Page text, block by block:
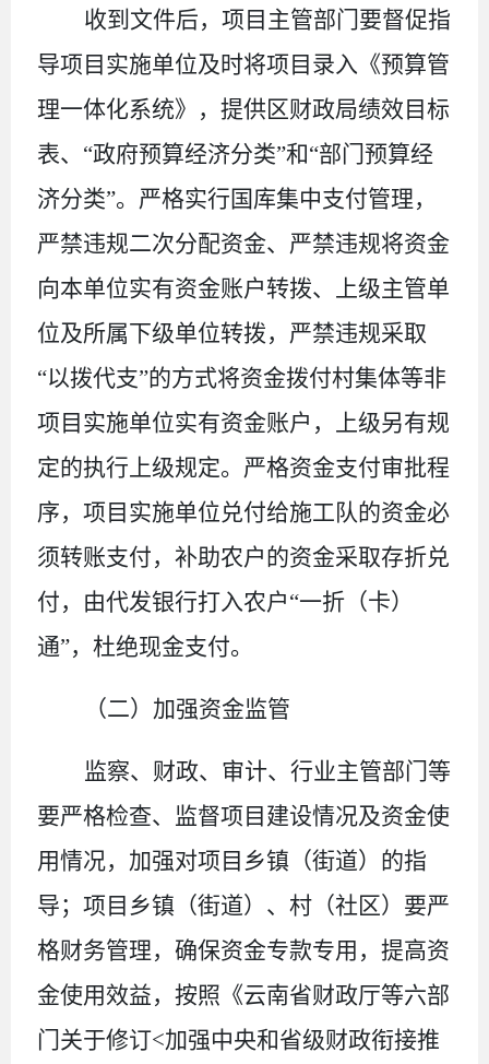
收到文件后，项目主管部门要督促指
导项目实施单位及时将项目录入《预算管
理一体化系统》，提供区财政局绩效目标
表、 “政府预算经济分类”和“部门预算经
济分类”。严格实行国库集中支付管理，
严禁违规二次分配资金、严禁违规将资金
向本单位实有资金账户转拨、上级主管单
位及所属下级单位转拨，严禁违规采取
“以拨代支”的方式将资金拨付村集体等非
项目实施单位实有资金账户，上级另有规
定的执行上级规定。严格资金支付审批程
序， 项目实施单位兑付给施工队的资金必
须转账支付，补助农户的资金采取存折兑
付，由代发银行打入农户“一折 （卡）
通”，杜绝现金支付。
（二）加强资金监管
监察、财政、审计、 行业主管部门等
要严格检查、监督项目建设情况及资金使
用情况，加强对项目乡镇 （街道） 的指
导；项目乡镇（街道）、村 （社区） 要严
格财务管理，确保资金专款专用，提高资
金使用效益，按照 《云南省财政厅等六部
门关于修订<加强中央和省级财政衔接推